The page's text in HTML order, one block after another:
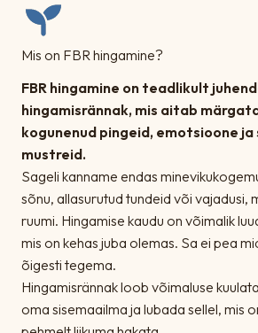
Mis on FBR hingamine?
FBR hingamine on teadlikult
hingamisrännak, mis aitab
kogunenud pingeid, emotsioone ja
mustreid.
Sageli kanname endas
sõnu, allasurutud tundeid või vajadusi,
ruumi. Hingamise kaudu on võimalik
mis on kehas juba olemas. Sa ei pea
õigesti tegema.
Hingamisrännak loob võimaluse
oma sisemaailma ja lubada sellel, mis